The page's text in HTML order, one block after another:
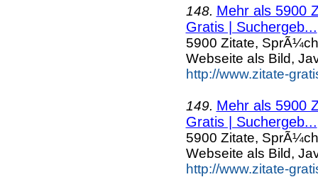
148. Mehr als 5900
Gratis | Suchergeb...
5900 Zitate,
Webseite als Bild,
http://www.zitate-
149. Mehr als 5900
Gratis | Suchergeb...
5900 Zitate,
Webseite als Bild,
http://www.zitate-